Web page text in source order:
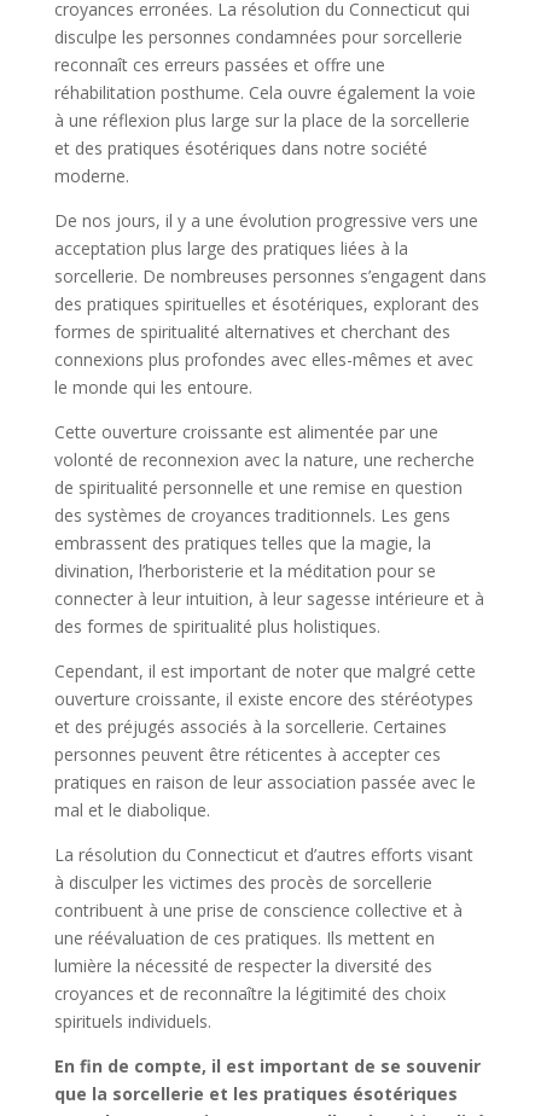
croyances erronées. La résolution du Connecticut qui
disculpe les personnes condamnées pour sorcellerie
reconnaît ces erreurs passées et offre une
réhabilitation posthume. Cela ouvre également la voie
à une réflexion plus large sur la place de la sorcellerie
et des pratiques ésotériques dans notre société
moderne.
De nos jours, il y a une évolution progressive vers une
acceptation plus large des pratiques liées à la
sorcellerie. De nombreuses personnes s’engagent dans
des pratiques spirituelles et ésotériques, explorant des
formes de spiritualité alternatives et cherchant des
connexions plus profondes avec elles-mêmes et avec
le monde qui les entoure.
Cette ouverture croissante est alimentée par une
volonté de reconnexion avec la nature, une recherche
de spiritualité personnelle et une remise en question
des systèmes de croyances traditionnels. Les gens
embrassent des pratiques telles que la magie, la
divination, l’herboristerie et la méditation pour se
connecter à leur intuition, à leur sagesse intérieure et à
des formes de spiritualité plus holistiques.
Cependant, il est important de noter que malgré cette
ouverture croissante, il existe encore des stéréotypes
et des préjugés associés à la sorcellerie. Certaines
personnes peuvent être réticentes à accepter ces
pratiques en raison de leur association passée avec le
mal et le diabolique.
La résolution du Connecticut et d’autres efforts visant
à disculper les victimes des procès de sorcellerie
contribuent à une prise de conscience collective et à
une réévaluation de ces pratiques. Ils mettent en
lumière la nécessité de respecter la diversité des
croyances et de reconnaître la légitimité des choix
spirituels individuels.
En fin de compte, il est important de se souvenir
que la sorcellerie et les pratiques ésotériques